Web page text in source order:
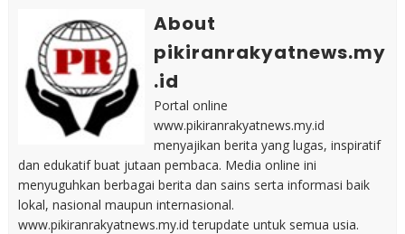
About
pikiranrakyatnews.my
.id
Portal online
www.pikiranrakyatnews.my.id
menyajikan berita yang lugas, inspiratif
dan edukatif buat jutaan pembaca. Media online ini
menyuguhkan berbagai berita dan sains serta informasi baik
lokal, nasional maupun internasional.
www.pikiranrakyatnews.my.id terupdate untuk semua usia.